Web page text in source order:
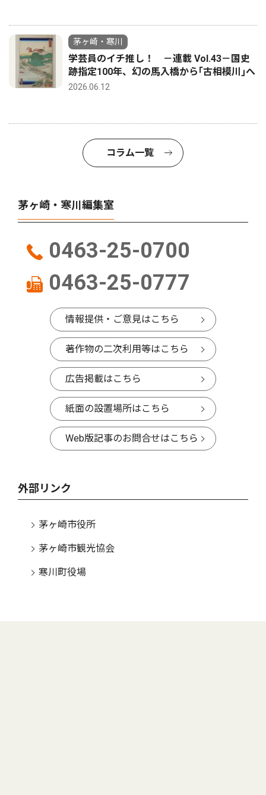
茅ヶ崎・寒川
学芸員のイチ推し！ －連載 Vol.43－国史
跡指定100年、幻の馬入橋から｢古相模川｣へ
2026.06.12
コラム一覧
茅ヶ崎・寒川編集室
0463-25-0700
0463-25-0777
情報提供・ご意見はこちら
著作物の二次利用等はこちら
広告掲載はこちら
紙面の設置場所はこちら
Web版記事のお問合せはこちら
外部リンク
茅ヶ崎市役所
茅ヶ崎市観光協会
寒川町役場